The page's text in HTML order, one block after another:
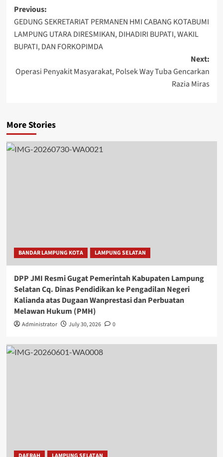
Post
navigation
Previous:
GEDUNG SEKRETARIAT PERMANEN HMI CABANG KOTABUMI
LAMPUNG UTARA DIRESMIKAN, DIHADIRI BUPATI, WAKIL
BUPATI, DAN FORKOPIMDA
Next:
Operasi Penyakit Masyarakat, Polsek Way Tuba Gencarkan
Razia Miras
More Stories
BANDAR LAMPUNG KOTA LAMPUNG SELATAN
DPP JMI Resmi Gugat Pemerintah Kabupaten Lampung
Selatan Cq. Dinas Pendidikan ke Pengadilan Negeri
Kalianda atas Dugaan Wanprestasi dan Perbuatan
Melawan Hukum (PMH)
Administrator July 30, 2026 0